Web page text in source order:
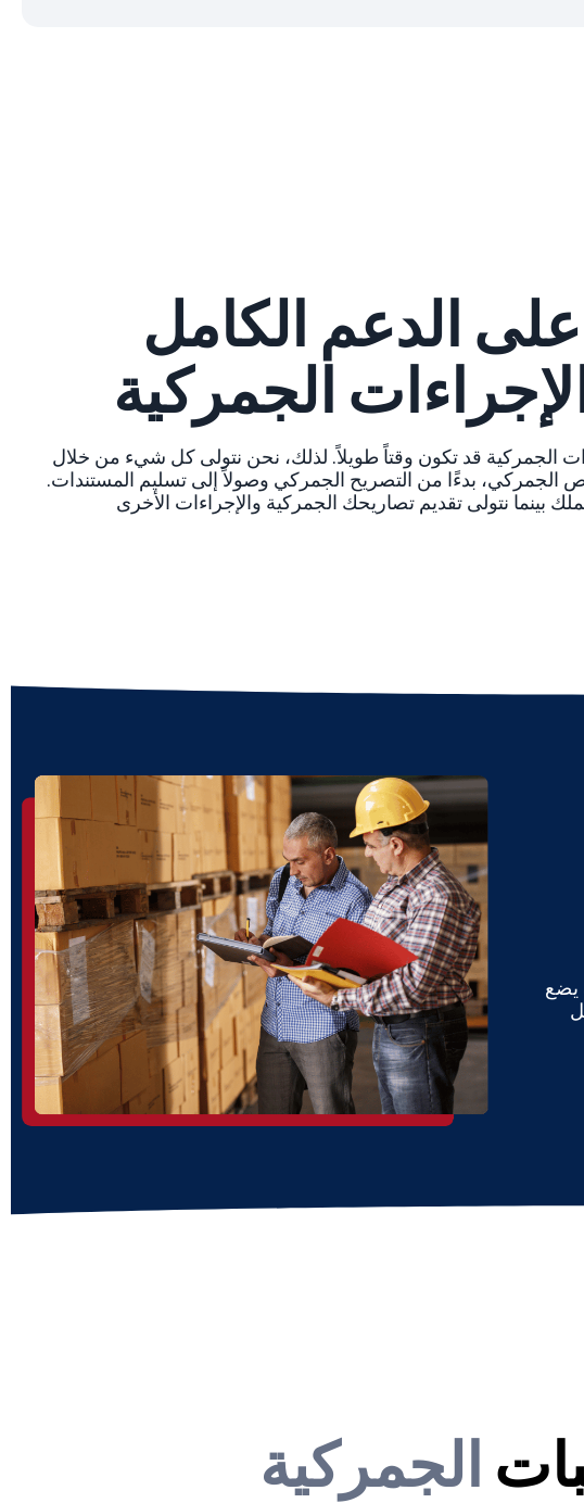
الدعم الكامل
الجمركية
الجمركية قد تكون وقتاً طويلاً. لذلك، نحن نتولى كل شيء من خلال
الجمركي، بدءًا من التصريح الجمركي وصولاً إلى تسليم المستندات.
بينما نتولى تقديم تصاريحك الجمركية والإجراءات الأخرى
يضع
الجمركية